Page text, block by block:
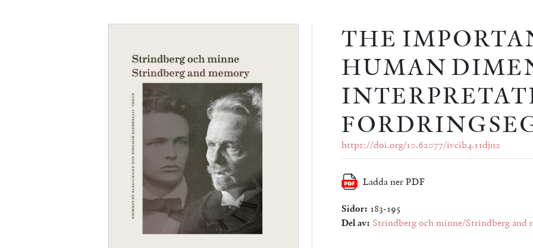
THE
HUMAN
https://doi.org/10.62077/ivcib4.11djn2
Ladda ner PDF
Sidor: 183-195
Del av: Strindberg och minne/Strindberg and